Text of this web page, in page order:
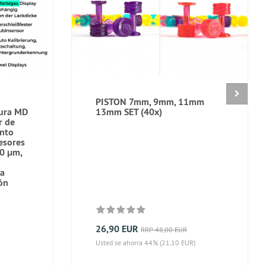
MD
de
μm,
PISTON 7mm, 9mm, 11mm
13mm SET (40x)
26,90 EUR RRP 48,00 EUR
Usted se ahorra 44% (21,10 EUR)